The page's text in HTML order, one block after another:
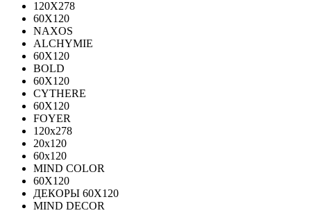
120X278
60X120
NAXOS
ALCHYMIE
60Х120
BOLD
60X120
CYTHERE
60X120
FOYER
120х278
20х120
60х120
MIND COLOR
60Х120
ДЕКОРЫ 60Х120
MIND DECOR